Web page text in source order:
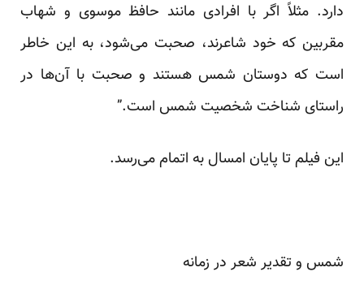
دارد. مثلاً اگر با افرادی مانند حافظ موسوی و شهاب
مقربین که خود شاعرند، صحبت می‌شود، به این خاطر
است که دوستان شمس هستند و صحبت با آن‌ها در
راستای شناخت شخصیت شمس است.”
این فیلم تا پایان امسال به اتمام می‌رسد.
شمس و تقدیر شعر در زمانه‌